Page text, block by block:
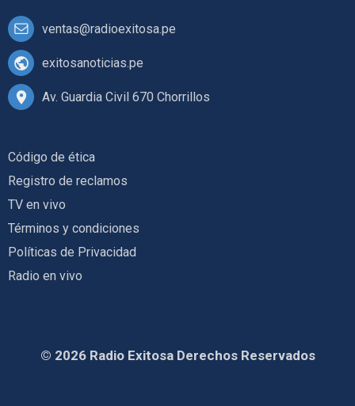
ventas@radioexitosa.pe
exitosanoticias.pe
Av. Guardia Civil 670 Chorrillos
Código de ética
Registro de reclamos
TV en vivo
Términos y condiciones
Políticas de Privacidad
Radio en vivo
© 2026 Radio Exitosa Derechos Reservados